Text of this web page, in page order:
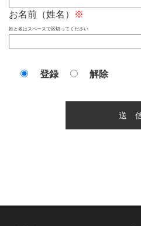
お名前（姓名） ※
姓と名はスペースで区切ってください
登録 解除